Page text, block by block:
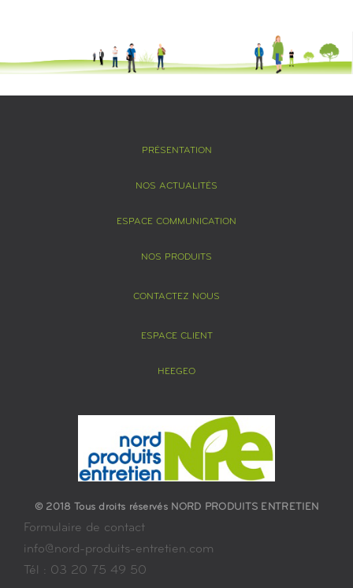
PRÉSENTATION
NOS ACTUALITÉS
ESPACE COMMUNICATION
NOS PRODUITS
CONTACTEZ NOUS
ESPACE CLIENT
HEEGEO
© 2018 Tous droits réservés NORD PRODUITS ENTRETIEN
Formulaire de contact
info@nord-produits-entretien.com
Tél : 03 20 75 49 50